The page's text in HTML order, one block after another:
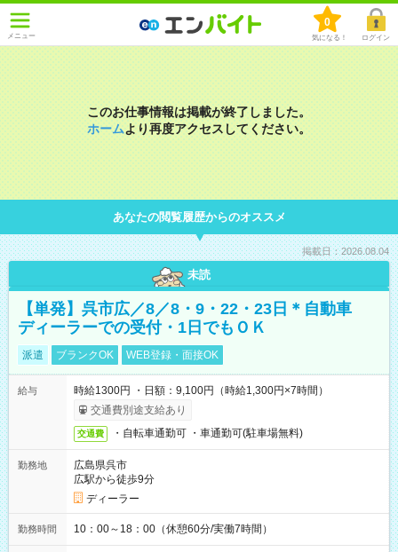
メニュー
0
気になる！ ログイン
このお仕事情報は掲載が終了しました。
ホームより再度アクセスしてください。
あなたの閲覧履歴からのオススメ
掲載日：2026.08.04
未読
【単発】呉市広／8／8・9・22・23日＊自動車
ディーラーでの受付・1日でもＯＫ
派遣 ブランクOK WEB登録・面接OK
給与
時給1300円 ・日額：9,100円（時給1,300円×7時間）
交通費別途支給あり
交通費 ・自転車通勤可 ・車通勤可(駐車場無料)
勤務地
広島県呉市
広駅から徒歩9分
ディーラー
勤務時間 10：00～18：00（休憩60分/実働7時間）